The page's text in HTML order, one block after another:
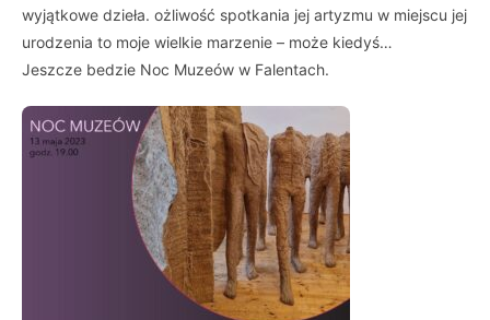
wyjątkowe dzieła. ożliwość spotkania jej artyzmu w miejscu jej
urodzenia to moje wielkie marzenie – może kiedyś…
Jeszcze bedzie Noc Muzeów w Falentach.